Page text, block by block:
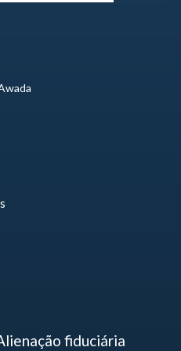
fiduciária